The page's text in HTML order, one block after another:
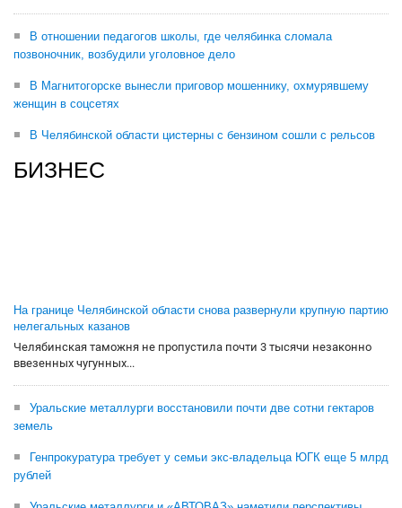
В отношении педагогов школы, где челябинка сломала
позвоночник, возбудили уголовное дело
В Магнитогорске вынесли приговор мошеннику, охмурявшему
женщин в соцсетях
В Челябинской области цистерны с бензином сошли с рельсов
БИЗНЕС
На границе Челябинской области снова развернули крупную партию
нелегальных казанов
Челябинская таможня не пропустила почти 3 тысячи незаконно
ввезенных чугунных...
Уральские металлурги восстановили почти две сотни гектаров
земель
Генпрокуратура требует у семьи экс-владельца ЮГК еще 5 млрд
рублей